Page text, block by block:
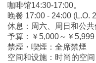
咖啡馆14:30-17:00。
晚餐 17:00 - 24:00 (L.O.
休息：周六、周日和公共
予算：￥5,000～￥5,999
禁煙・喫煙：全席禁煙
空间和设施：时尚的空